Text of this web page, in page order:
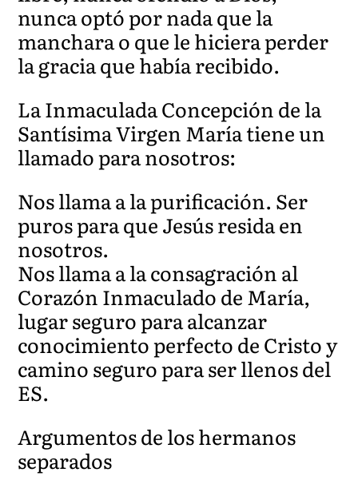
nunca optó por nada que la
manchara o que le hiciera perder
la gracia que había recibido.
La Inmaculada Concepción de la
Santísima Virgen María tiene un
llamado para nosotros:
Nos llama a la purificación. Ser
puros para que Jesús resida en
nosotros.
Nos llama a la consagración al
Corazón Inmaculado de María,
lugar seguro para alcanzar
conocimiento perfecto de Cristo y
camino seguro para ser llenos del
ES.
Argumentos de los hermanos
separados